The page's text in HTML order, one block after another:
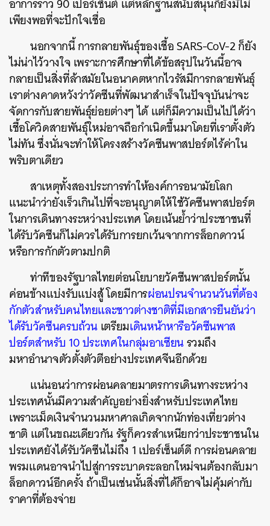
เพียงพอที่จะปักใจเชื่อ
นอกจากนี้ การกลายพันธุ์ของเชื้อ SARS-CoV-2 ก็ยัง
ไม่น่าไว้วางใจ เพราะการศึกษาที่ได้ข้อสรุปในวันนี้อาจ
กลายเป็นสิ่งที่ล้าสมัยในอนาคตหากไวรัสมีการกลายพันธุ์
เราต่างคาดหวังว่าวัคซีนที่พัฒนาสำเร็จในปัจจุบันน่าจะ
จัดการกับสายพันธุ์ย่อยต่างๆ ได้ แต่ก็มีความเป็นไปได้ว่า
เชื้อโควิดสายพันธุ์ใหม่อาจถือกำเนิดขึ้นมาโดยที่เราตั้งตัว
ไม่ทัน ซึ่งนั่นจะทำให้โครงสร้างวัคซีนพาสปอร์ตไร้ค่าใน
พริบตาเดียว
สาเหตุทั้งสองประการทำให้องค์การอนามัยโลก
แนะนำว่ายังเร็วเกินไปที่จะอนุญาตให้ใช้วัคซีนพาสปอร์ต
ในการเดินทางระหว่างประเทศ โดยเน้นย้ำว่าประชาชนที่
ได้รับวัคซีนก็ไม่ควรได้รับการยกเว้นจากการล็อกดาวน์
หรือการกักตัวตามปกติ
ท่าทีของรัฐบาลไทยต่อนโยบายวัคซีนพาสปอร์ตนั้น
ค่อนข้างแบ่งรับแบ่งสู้ โดยมีการผ่อนปรนจำนวนวันที่ต้อง
กักตัวสำหรับคนไทยและชาวต่างชาติที่มีเอกสารยืนยันว่า
ได้รับวัคซีนครบถ้วนเตรียมเดินหน้าหารือวัคซีนพาส
ปอร์ตสำหรับ 10 ประเทศในกลุ่มอาเซียนรวมถึง
มหาอำนาจตัวตั้งตัวตีอย่างประเทศจีนอีกด้วย
แน่นอนว่าการผ่อนคลายมาตรการเดินทางระหว่าง
ประเทศนั้นมีความสำคัญอย่างยิ่งสำหรับประเทศไทย
เพราะเม็ดเงินจำนวนมหาศาลเกิดจากนักท่องเที่ยวต่าง
ชาติ แต่ในขณะเดียวกัน รัฐก็ควรสำเหนียกว่าประชาชนใน
ประเทศยังได้รับวัคซีนไม่ถึง 1 เปอร์เซ็นต์ดี การผ่อนคลาย
พรมแดนอาจนำไปสู่การระบาดระลอกใหม่จนต้องกลับมา
ล็อกดาวน์อีกครั้ง ถ้าเป็นเช่นนั้นสิ่งที่ได้ก็อาจไม่คุ้มค่ากับ
ราคาที่ต้องจ่าย